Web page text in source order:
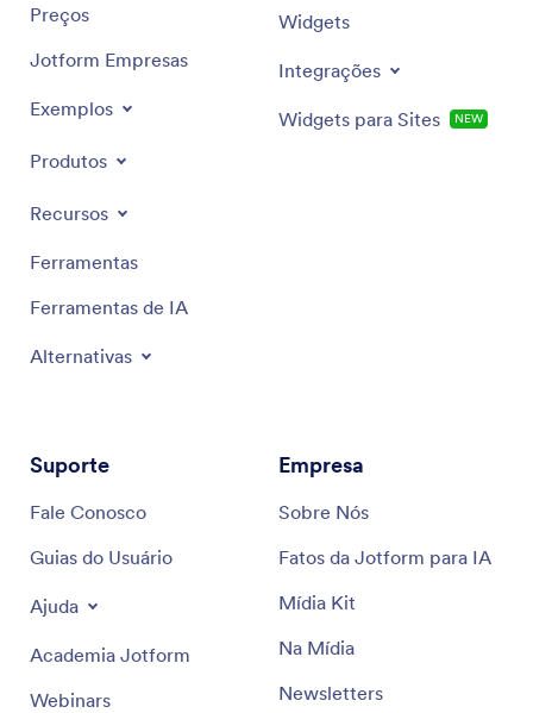
Preços
Jotform Empresas
Exemplos
Produtos
Recursos
Ferramentas
Ferramentas de IA
Alternativas
Widgets
Integrações
Widgets para Sites NEW
Suporte
Fale Conosco
Guias do Usuário
Ajuda
Academia Jotform
Webinars
Empresa
Sobre Nós
Fatos da Jotform para IA
Mídia Kit
Na Mídia
Newsletters